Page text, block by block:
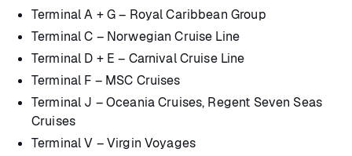
Terminal A + G – Royal Caribbean Group
Terminal C – Norwegian Cruise Line
Terminal D + E – Carnival Cruise Line
Terminal F – MSC Cruises
Terminal J – Oceania Cruises, Regent Seven Seas
Cruises
Terminal V – Virgin Voyages